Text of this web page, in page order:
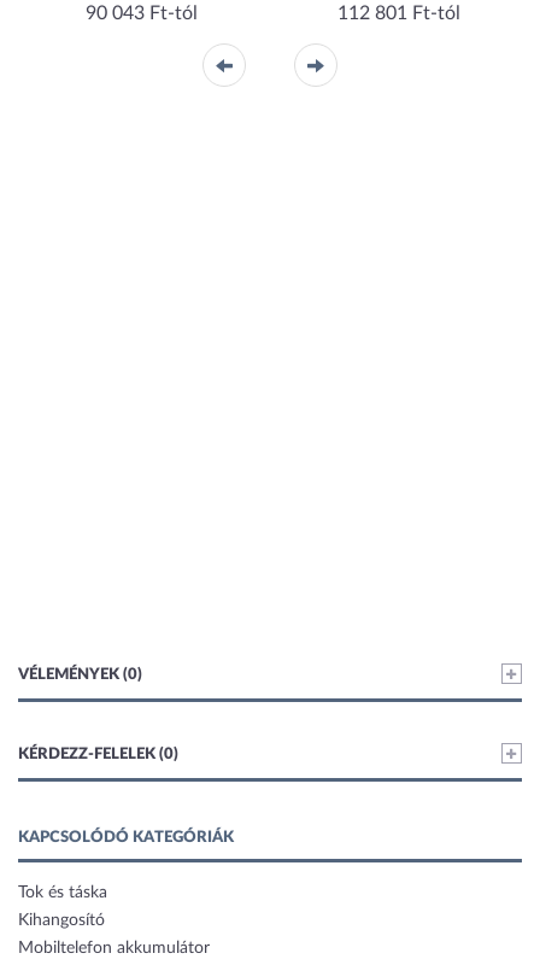
90 043 Ft-tól 112 801 Ft-tól
VÉLEMÉNYEK (0)
KÉRDEZZ-FELELEK (0)
KAPCSOLÓDÓ KATEGÓRIÁK
Tok és táska
Kihangosító
Mobiltelefon akkumulátor